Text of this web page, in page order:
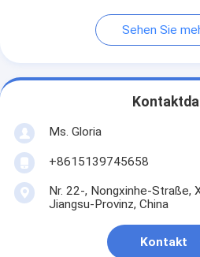
Sehen Sie
Ms. Gloria
+8615139745658
Nr. 22-, Nongxinhe-Straße,
Jiangsu-Provinz, China
Kontakt